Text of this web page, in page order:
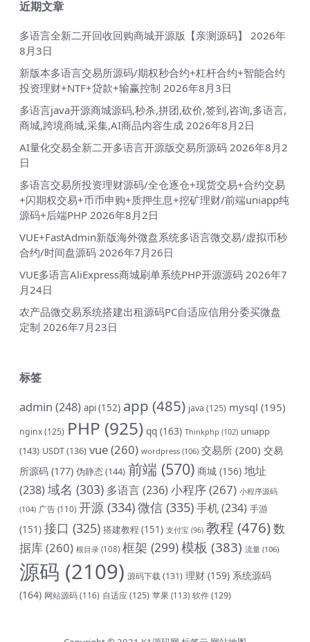
近期文章
多语言全新二开回收回购商城开源版【亲测源码】
2026年
8月3日
新版本多语言交易所源码/期权秒合约+杠杆合约+智能合约
投资理财+NTF+贷款+输赢控制 2026年8月3日
多语言java开源商城源码,秒杀,拼团,砍价,签到,咨询,多语言,
商城,跨境商城,采集,AI商品内容生成 2026年8月2日
AI量化交易全新二开多语言开源版交易所源码 2026年8月2
日
多语言交易所投资理财源码/全仓逐仓+现货交易+合约交易
+闪期权交易+币币申购+质押生息+挖矿理财/前端uniapp纯
源码+后端PHP 2026年8月2日
VUE+FastAdmin新版海外微盘系统多语言微交易/虚拟币秒
合约/时间盘源码 2026年7月26日
VUE多语言AliExpress商城刷单系统PHP开源源码 2026年7
月24日
农产品微交易系统搭建出租源码PC自适应信用分委买微盘
定制 2026年7月23日
标签
admin (248) api(152) app (485) java (125) mysql (195)
nginx(125) PHP (925) qq (163) Thinkphp (102) uniapp
(143) USDT(136) vue(260) wordpress (106) 交易所 (200) 交易
所源码 (177) 伪静态(144) 前端 (570) 商城 (156) 地址
(238)域名 (303) 多语言(236) 小程序(267) 小程序源码
(104) 广告 (110) 开源 (334)微信 (335)手机(234) 手游
(151) 接口 (325) 搭建教程 (151) 支付宝 (96) 教程 (476)数
据库(260) 根目录 (108) 框架 (299)模板 (383) 流量 (106)
源码 (2109) 源码下载(131) 理财 (159) 系统源码
(164) 网站源码(116) 自适应(125) 苹果 (113) 软件(129)